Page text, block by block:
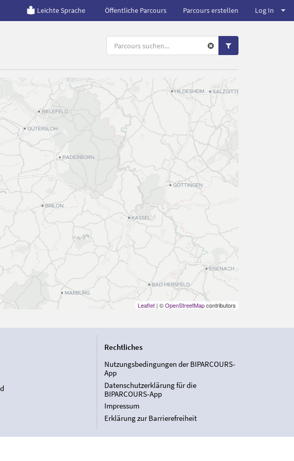
Leichte Sprache Öffentliche Parcours Parcours erstellen Log In
Leaflet| ©OpenStreetMapcontributors
Rechtliches
Nutzungsbedingungen der BIPARCOURS-
App
Datenschutzerklärung für die
BIPARCOURS-App
Impressum
Erklärung zur Barrierefreiheit